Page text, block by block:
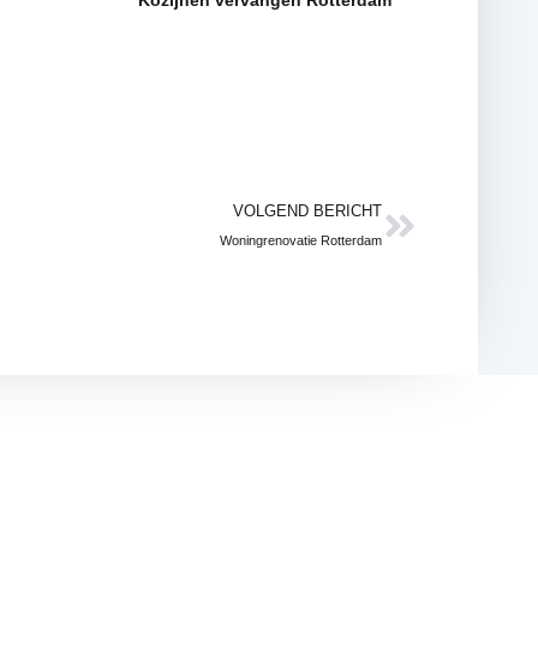
VOLGEND BERICHT
Woningrenovatie Rotterdam